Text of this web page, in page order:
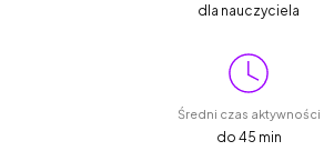
dla nauczyciela
Średni czas aktywności
do 45 min